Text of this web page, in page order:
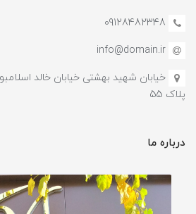
09128482348
info@domain.ir
خیابان شهید بهشتی خیابان خالد
پلاک 55
درباره ما